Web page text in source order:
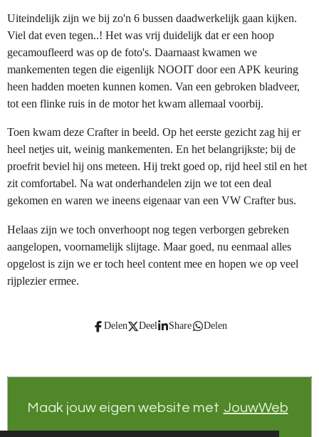
Uiteindelijk zijn we bij zo'n 6 bussen daadwerkelijk gaan kijken.
Viel dat even tegen..! Het was vrij duidelijk dat er een hoop
gecamoufleerd was op de foto's. Daarnaast kwamen we
mankementen tegen die eigenlijk NOOIT door een APK keuring
heen hadden moeten kunnen komen. Van een gebroken bladveer,
tot een flinke ruis in de motor het kwam allemaal voorbij.
Toen kwam deze Crafter in beeld. Op het eerste gezicht zag hij er
heel netjes uit, weinig mankementen. En het belangrijkste; bij de
proefrit beviel hij ons meteen. Hij trekt goed op, rijd heel stil en het
zit comfortabel. Na wat onderhandelen zijn we tot een deal
gekomen en waren we ineens eigenaar van een VW Crafter bus.
Helaas zijn we toch onverhoopt nog tegen verborgen gebreken
aangelopen, voornamelijk slijtage. Maar goed, nu eenmaal alles
opgelost is zijn we er toch heel content mee en hopen we op veel
rijplezier ermee.
Delen Deel Share Delen
Maak jouw eigen website met JouwWeb